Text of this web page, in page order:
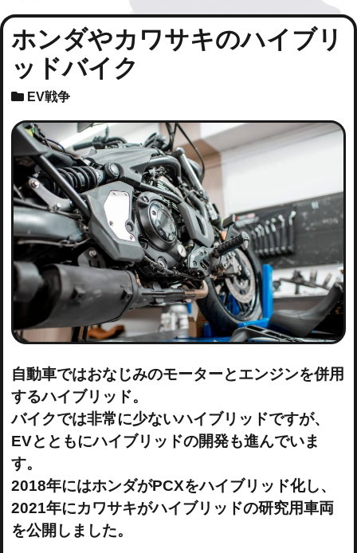
ホンダやカワサキのハイブリ
ッドバイク
EV戦争
自動車ではおなじみのモーターとエンジンを併用
するハイブリッド。
バイクでは非常に少ないハイブリッドですが、
EVとともにハイブリッドの開発も進んでいま
す。
2018年にはホンダがPCXをハイブリッド化し、
2021年にカワサキがハイブリッドの研究用車両
を公開しました。